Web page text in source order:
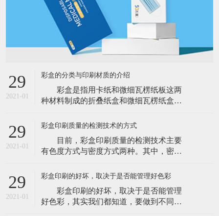
29
2021-01
彩盒的分类与印刷材质的介绍
彩盒是指用卡纸和微细瓦楞纸板这两
种材料制成的折叠纸盒和微细瓦楞纸盒。
类、茶品、卷烟、医药、保健品、化妆
业和产品包装配套等行业。 一、彩盒
印刷按材质可分为五类 彩盒印刷常用
装盒类。
29
2021-01
彩盒印刷质量的检测技术的方式
目前，彩盒印刷质量的检测技术主要
有色度方式与密度方式两种。其中，密度
来对印刷生产过程的关键环节进行控制。
据色度或分光光谱的直观测量来进行色彩
控制，但需要综合考虑印刷材料、应用环
29
2021-01
彩盒印刷的好坏，取决于是否能管理好色彩
彩盒印刷的好坏，取决于是否能管理
好色彩，其实我们都知道，要做到不同批